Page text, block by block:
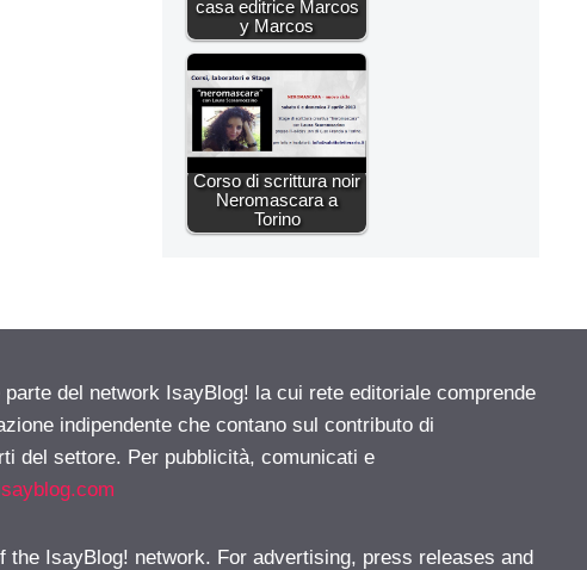
casa editrice Marcos
y Marcos
Corso di scrittura noir
Neromascara a
Torino
del network IsayBlog! la cui rete editoriale comprende
indipendente che contano sul contributo di
del settore. Per pubblicità, comunicati e
the IsayBlog! network. For advertising, press releases and